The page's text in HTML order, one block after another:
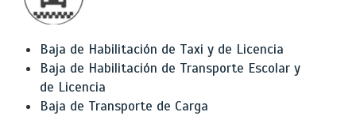
Baja de Habilitación de Taxi y de Licencia
Baja de Habilitación de Transporte Escolar y
de Licencia
Baja de Transporte de Carga